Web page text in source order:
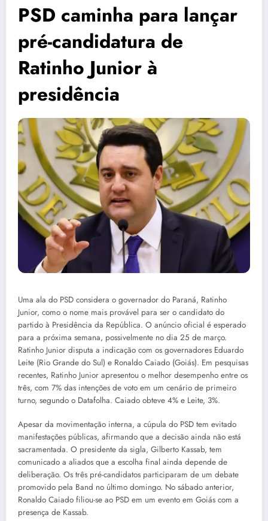
PSD caminha para lançar
pré-candidatura de
Ratinho Junior à
presidência
Uma ala do PSD considera o governador do Paraná, Ratinho
Junior, como o nome mais provável para ser o candidato do
partido à Presidência da República. O anúncio oficial é esperado
para a próxima semana, possivelmente no dia 25 de março.
Ratinho Junior disputa a indicação com os governadores Eduardo
Leite (Rio Grande do Sul) e Ronaldo Caiado (Goiás). Em pesquisas
recentes, Ratinho Junior apresentou o melhor desempenho entre os
três, com 7% das intenções de voto em um cenário de primeiro
turno, segundo o Datafolha. Caiado obteve 4% e Leite, 3%.
Apesar da movimentação interna, a cúpula do PSD tem evitado
manifestações públicas, afirmando que a decisão ainda não está
sacramentada. O presidente da sigla, Gilberto Kassab, tem
comunicado a aliados que a escolha final ainda depende de
deliberação. Os três pré-candidatos participaram de um debate
promovido pela Band no último domingo. No sábado anterior,
Ronaldo Caiado filiou-se ao PSD em um evento em Goiás com a
presença de Kassab.